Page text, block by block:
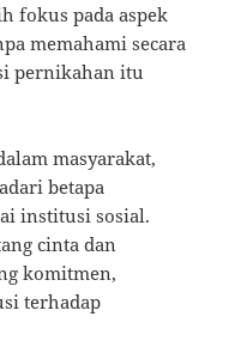
fokus pada aspek
memahami secara
pernikahan itu
masyarakat,
betapa
institusi sosial.
cinta dan
komitmen,
terhadap